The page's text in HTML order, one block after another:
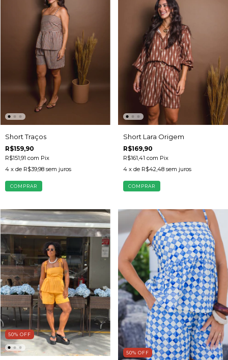
Short Traços
R$159,90
R$151,91 com Pix
4 x de R$39,98 sem juros
COMPRAR
Short Lara Origem
R$169,90
R$161,41 com Pix
4 x de R$42,48 sem juros
COMPRAR
50% OFF
50% OFF